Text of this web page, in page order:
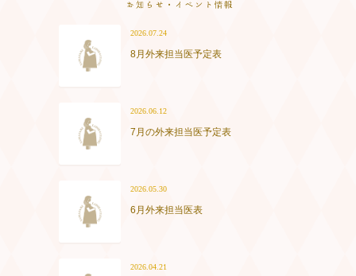
2026.07.24
8月外来担当医予定表
2026.06.12
7月の外来担当医予定表
2026.05.30
6月外来担当医表
2026.04.21